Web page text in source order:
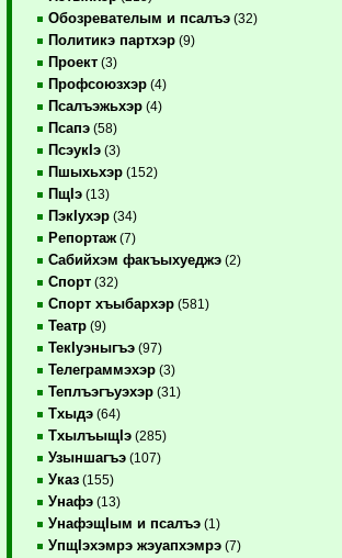
Обозревателым и псалъэ (32)
Политикэ партхэр (9)
Проект (3)
Профсоюзхэр (4)
Псалъэжьхэр (4)
Псапэ (58)
ПсэукIэ (3)
Пшыхьхэр (152)
ПщIэ (13)
ПэкIухэр (34)
Репортаж (7)
Сабийхэм факъыхуеджэ (2)
Спорт (32)
Спорт хъыбархэр (581)
Театр (9)
ТекIуэныгъэ (97)
Телеграммэхэр (3)
Теплъэгъуэхэр (31)
Тхыдэ (64)
ТхылъыщIэ (285)
Узыншагъэ (107)
Указ (155)
Унафэ (13)
УнафэщIым и псалъэ (1)
УпщIэхэмрэ жэуапхэмрэ (7)